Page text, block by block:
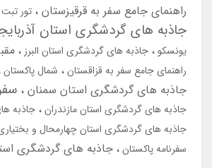
راهنمای جامع سفر به قرقیزستان تور تبت
جاذبه های گردشگری استان
یونسکو جاذبه های گردشگری استان البرز
راهنمای جامع سفر به قزاقستان شمال پاکستان
جاذبه های گردشگری استان سمنان
جاذبه های گردشگری استان مازندران جاذبه
جاذبه های گردشگری استان چهارمحال و
سفرنامه پاکستان جاذبه های گردشگری